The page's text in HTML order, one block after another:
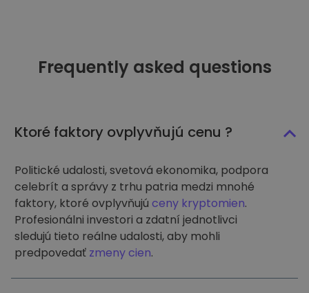
Frequently asked questions
Ktoré faktory ovplyvňujú cenu ?
Politické udalosti, svetová ekonomika, podpora
celebrít a správy z trhu patria medzi mnohé
faktory, ktoré ovplyvňujú ceny kryptomien.
Profesionálni investori a zdatní jednotlivci
sledujú tieto reálne udalosti, aby mohli
predpovedať zmeny cien.